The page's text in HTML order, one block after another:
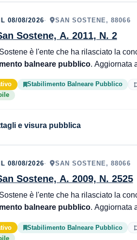
08/08/2026 SAN SOSTENE, 88066
Sostene, A. 2011, N. 2
balneare pubblico
Stabilimento Balneare Pubblico
e visura pubblica
08/08/2026 SAN SOSTENE, 88066
Sostene, A. 2009, N. 2525
balneare pubblico
Stabilimento Balneare Pubblico